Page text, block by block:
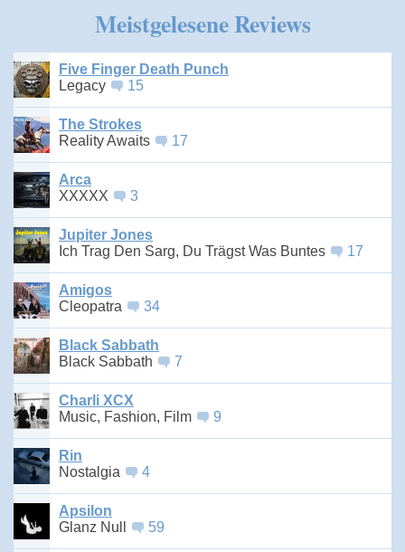
Meistgelesene Reviews
Five Finger Death Punch
Legacy
15
The Strokes
Reality Awaits
17
Arca
XXXXX
3
Jupiter Jones
Ich Trag Den Sarg, Du Trägst Was Buntes
17
Amigos
Cleopatra
34
Black Sabbath
Black Sabbath
7
Charli XCX
Music, Fashion, Film
9
Rin
Nostalgia
4
Apsilon
Glanz Null
59